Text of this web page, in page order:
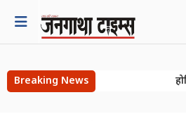
Breaking News